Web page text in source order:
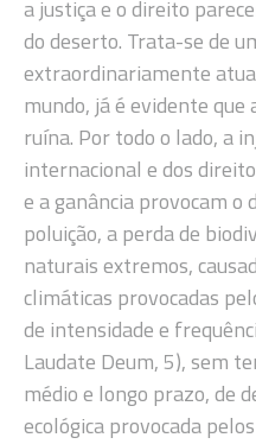
a justiça e o direito
do deserto. Trata-se de
extraordinariamente
mundo, já é evidente
ruína. Por todo o lado, a
internacional e dos
e a ganância provocam
poluição, a perda de
naturais extremos,
climáticas provocadas
de intensidade e
Laudate Deum, 5), sem
médio e longo prazo, de
ecológica provocada